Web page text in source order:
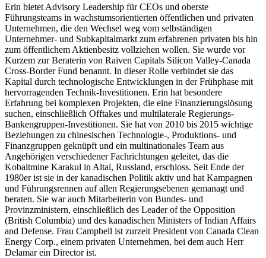
Erin bietet Advisory Leadership für CEOs und oberste
Führungsteams in wachstumsorientierten öffentlichen und privaten
Unternehmen, die den Wechsel weg vom selbständigen
Unternehmer- und Subkapitalmarkt zum erfahrenen privaten bis hin
zum öffentlichem Aktienbesitz vollziehen wollen. Sie wurde vor
Kurzem zur Beraterin von Raiven Capitals Silicon Valley-Canada
Cross-Border Fund benannt. In dieser Rolle verbindet sie das
Kapital durch technologische Entwicklungen in der Frühphase mit
hervorragenden Technik-Investitionen. Erin hat besondere
Erfahrung bei komplexen Projekten, die eine Finanzierungslösung
suchen, einschließlich Offtakes und multilaterale Regierungs-
Bankengruppen-Investitionen. Sie hat von 2010 bis 2015 wichtige
Beziehungen zu chinesischen Technologie-, Produktions- und
Finanzgruppen geknüpft und ein multinationales Team aus
Angehörigen verschiedener Fachrichtungen geleitet, das die
Kobaltmine Karakul in Altai, Russland, erschloss. Seit Ende der
1980er ist sie in der kanadischen Politik aktiv und hat Kampagnen
und Führungsrennen auf allen Regierungsebenen gemanagt und
beraten. Sie war auch Mitarbeiterin von Bundes- und
Provinzministern, einschließlich des Leader of the Opposition
(British Columbia) und des kanadischen Ministers of Indian Affairs
and Defense. Frau Campbell ist zurzeit President von Canada Clean
Energy Corp., einem privaten Unternehmen, bei dem auch Herr
Delamar ein Director ist.